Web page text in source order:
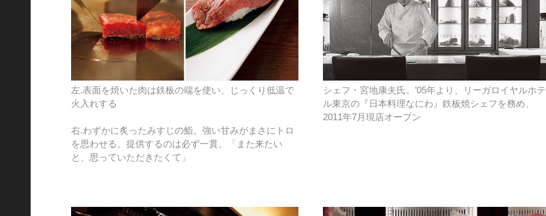
左.表面を焼いた肉は鉄板の端を使い、じっくり低温で
火入れする
右.わずかに炙ったみすじの鮨。強い甘みがまさにトロ
を思わせる。提供するのは必ず一貫。「また来たい
と、思っていただきたくて」
シェフ・宮地康夫氏。’05年より、リーガロイヤルホテ
ル東京の『日本料理なにわ』鉄板焼シェフを務め、
2011年7月現店オープン